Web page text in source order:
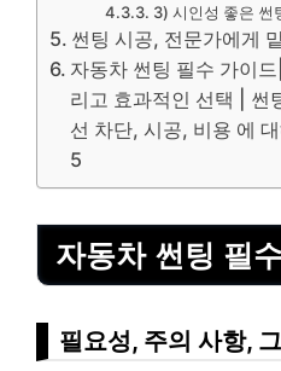
3) 시인성 좋은 썬
썬팅 시공, 전문가에게
자동차 썬팅 필수 가이
리고 효과적인 선택 | 썬
선 차단, 시공, 비용 에
5
자동차 썬팅 필
필요성, 주의 사항,